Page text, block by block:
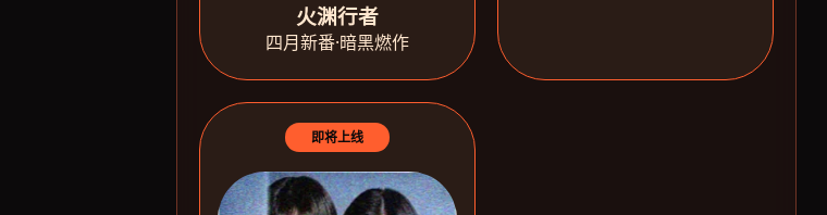
火渊行者
四月新番·暗黑燃作
即将上线